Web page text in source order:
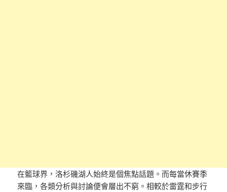
在籃球界，洛杉磯湖人始終是個焦點話題。而每當休賽季
來臨，各類分析與討論便會層出不窮。相較於雷霆和步行